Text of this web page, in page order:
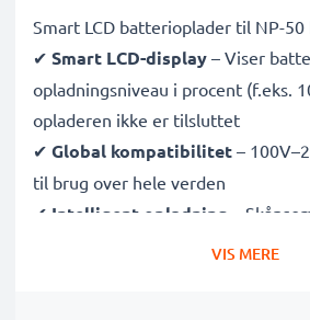
Smart LCD batterioplader til NP-
✔ Smart LCD-display – Viser
opladningsniveau i procent (f.eks.
opladeren ikke er tilsluttet
✔ Global kompatibilitet –
til brug over hele verden
✔ Intelligent opladning –
spænding forlænger batteriets
VIS MERE